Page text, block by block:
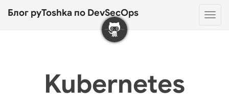
Блог pyToshka по DevSecOps
Kubernetes